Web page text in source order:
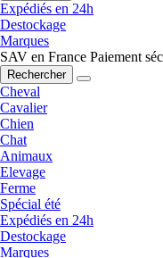
Expédiés en 24h
Destockage
Marques
SAV en France Paiement
Rechercher
Cheval
Cavalier
Chien
Chat
Animaux
Elevage
Ferme
Spécial été
Expédiés en 24h
Destockage
Marques